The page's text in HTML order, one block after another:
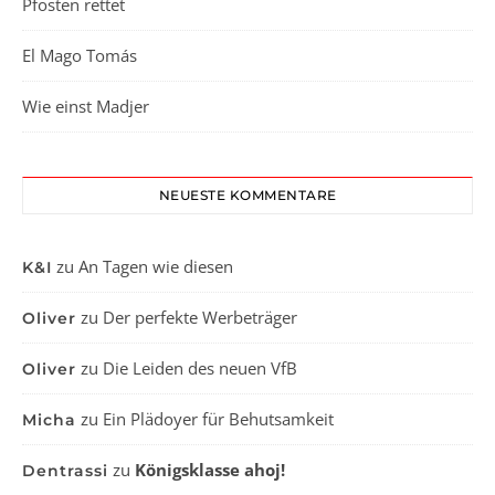
El Mago Tomás
Wie einst Madjer
NEUESTE KOMMENTARE
K&I zu An Tagen wie diesen
Oliver zu Der perfekte Werbeträger
Oliver zu Die Leiden des neuen VfB
Micha zu Ein Plädoyer für Behutsamkeit
Dentrassi zu Königsklasse ahoj!